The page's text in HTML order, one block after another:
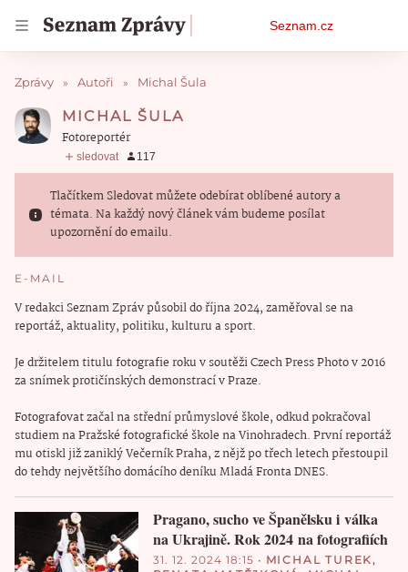
menu
Seznam.cz
Zprávy Autoři Michal Šula
MICHAL ŠULA
Fotoreportér
Tlačítkem Sledovat můžete odebírat oblíbené autory a
témata. Na každý nový článek vám budeme posílat
upozornění do emailu.
E-MAIL
V redakci Seznam Zpráv působil do října 2024, zaměřoval se na
reportáž, aktuality, politiku, kulturu a sport.
Je držitelem titulu fotografie roku v soutěži Czech Press Photo v 2016
za snímek protičínských demonstrací v Praze.
Fotografovat začal na střední průmyslové škole, odkud pokračoval
studiem na Pražské fotografické škole na Vinohradech. První reportáž
mu otiskl již zaniklý Večerník Praha, z nějž po třech letech přestoupil
do tehdy největšího domácího deníku Mladá Fronta DNES.
Pragano, sucho ve Španělsku i válka
na Ukrajině. Rok 2024 na fotografiích
31. 12. 2024 18:15 • MICHAL TUREK,